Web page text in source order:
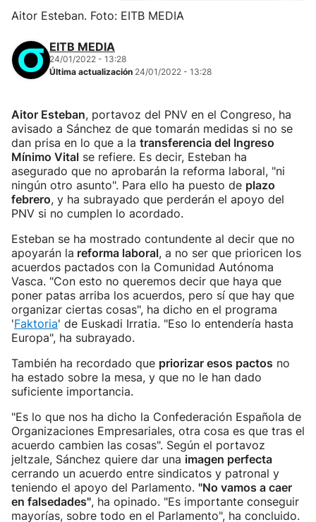
Aitor Esteban. Foto: EITB MEDIA
EITB MEDIA
24/01/2022 - 13:28
Última actualización 24/01/2022 - 13:28
Aitor Esteban, portavoz del PNV en el Congreso, ha
avisado a Sánchez de que tomarán medidas si no se
dan prisa en lo que a la transferencia del Ingreso
Mínimo Vital se refiere. Es decir, Esteban ha
asegurado que no aprobarán la reforma laboral, "ni
ningún otro asunto". Para ello ha puesto de plazo
febrero, y ha subrayado que perderán el apoyo del
PNV si no cumplen lo acordado.
Esteban se ha mostrado contundente al decir que no
apoyarán la reforma laboral, a no ser que prioricen los
acuerdos pactados con la Comunidad Autónoma
Vasca. "Con esto no queremos decir que haya que
poner patas arriba los acuerdos, pero sí que hay que
organizar ciertas cosas", ha dicho en el programa
'Faktoria' de Euskadi Irratia. "Eso lo entendería hasta
Europa", ha subrayado.
También ha recordado que priorizar esos pactos no
ha estado sobre la mesa, y que no le han dado
suficiente importancia.
"Es lo que nos ha dicho la Confederación Española de
Organizaciones Empresariales, otra cosa es que tras el
acuerdo cambien las cosas". Según el portavoz
jeltzale, Sánchez quiere dar una imagen perfecta
cerrando un acuerdo entre sindicatos y patronal y
teniendo el apoyo del Parlamento. "No vamos a caer
en falsedades", ha opinado. "Es importante conseguir
mayorías, sobre todo en el Parlamento", ha concluido.